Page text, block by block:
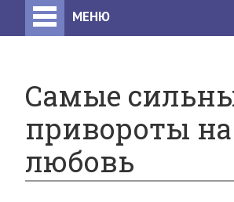
МЕНЮ
Самые
привороты на
любовь